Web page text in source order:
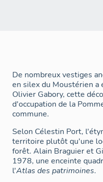
De nombreux vestiges
en silex du Moustérien a
Olivier Gabory, cette
d'occupation de la
commune.
Selon Célestin Port,
territoire plutôt qu'une
forêt. Alain Braguier et
1978, une enceinte
l'Atlas des patrimoines.